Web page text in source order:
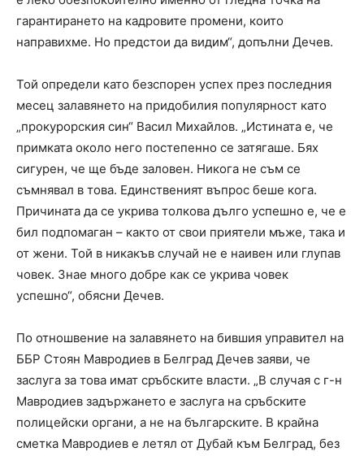
гарантирането на кадровите промени, които
направихме. Но предстои да видим“, допълни Дечев.
Той определи като безспорен успех през последния
месец залавянето на придобилия популярност като
„прокурорския син“ Васил Михайлов. „Истината е, че
примката около него постепенно се затягаше. Бях
сигурен, че ще бъде заловен. Никога не съм се
съмнявал в това. Единственият въпрос беше кога.
Причината да се укрива толкова дълго успешно е, че е
бил подпомаган – както от свои приятели мъже, така и
от жени. Той в никакъв случай не е наивен или глупав
човек. Знае много добре как се укрива човек
успешно“, обясни Дечев.
По отношвение на залавянето на бившия управител на
ББР Стоян Мавродиев в Белград Дечев заяви, че
заслуга за това имат сръбските власти. „В случая с г-н
Мавродиев задържането е заслуга на сръбските
полицейски органи, а не на българските. В крайна
сметка Мавродиев е летял от Дубай към Белград, без